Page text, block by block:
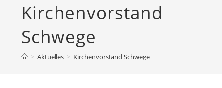
Kirchenvorstand
Schwege
> Aktuelles > Kirchenvorstand Schwege